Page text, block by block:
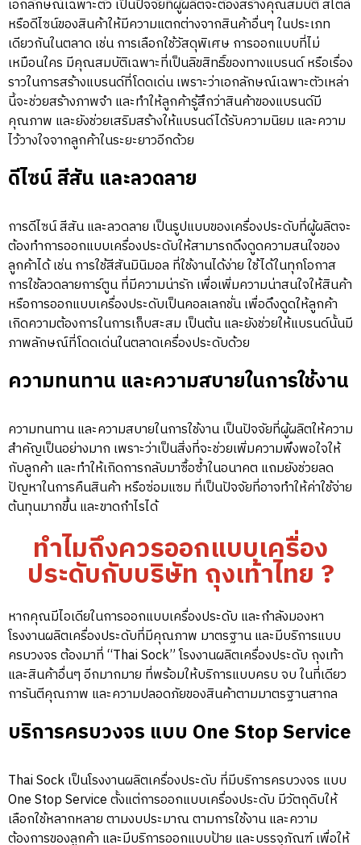
เอกลักษณ์เฉพาะตัว เป็นปัจจัยที่ผู้ผลิตจะต้องสร้างคุณสมบัติ สไตล์
หรือดีไซน์ของสินค้าให้มีความแตกต่างจากสินค้าอื่นๆ ในประเภท
เดียวกันในตลาด เช่น การเลือกใช้วัสดุพิเศษ การออกแบบที่ไม่
เหมือนใคร มีคุณสมบัติเฉพาะที่เป็นลิขสิทธิ์ของทางแบรนด์ หรือเรื่อง
ราวในการสร้างแบรนด์ที่โดดเด่น เพราะว่าเอกลักษณ์เฉพาะตัวเหล่า
นี้จะช่วยสร้างภาพจำ และทำให้ลูกค้ารู้สึกว่าสินค้าของแบรนด์มี
คุณภาพ และยังช่วยเสริมสร้างให้แบรนด์ได้รับความนิยม และความ
ไว้วางใจจากลูกค้าในระยะยาวอีกด้วย
ดีไซน์ สีสัน และลวดลาย
การดีไซน์ สีสัน และลวดลาย เป็นรูปแบบของเครื่องประดับที่ผู้ผลิตจะ
ต้องทำการออกแบบเครื่องประดับให้สามารถดึงดูดความสนใจของ
ลูกค้าได้ เช่น การใช้สีสันมินิมอล ที่ใช้งานได้ง่าย ใช้ได้ในทุกโอกาส
การใช้ลวดลายการ์ตูน ที่มีความน่ารัก เพื่อเพิ่มความน่าสนใจให้สินค้า
หรือการออกแบบเครื่องประดับเป็นคอลเลกชั่น เพื่อดึงดูดให้ลูกค้า
เกิดความต้องการในการเก็บสะสม เป็นต้น และยังช่วยให้แบรนด์นั้นมี
ภาพลักษณ์ที่โดดเด่นในตลาดเครื่องประดับด้วย
ความทนทาน และความสบายในการใช้งาน
ความทนทาน และความสบายในการใช้งาน เป็นปัจจัยที่ผู้ผลิตให้ความ
สำคัญเป็นอย่างมาก เพราะว่าเป็นสิ่งที่จะช่วยเพิ่มความพึงพอใจให้
กับลูกค้า และทำให้เกิดการกลับมาซื้อซ้ำในอนาคต แถมยังช่วยลด
ปัญหาในการคืนสินค้า หรือซ่อมแซม ที่เป็นปัจจัยที่อาจทำให้ค่าใช้จ่าย
ต้นทุนมากขึ้น และขาดกำไรได้
ทำไมถึงควรออกแบบเครื่อง
ประดับกับบริษัท ถุงเท้าไทย ?
หากคุณมีไอเดียในการออกแบบเครื่องประดับ และกำลังมองหา
โรงงานผลิตเครื่องประดับที่มีคุณภาพ มาตรฐาน และมีบริการแบบ
ครบวงจร ต้องมาที่ “Thai Sock” โรงงานผลิตเครื่องประดับ ถุงเท้า
และสินค้าอื่นๆ อีกมากมาย ที่พร้อมให้บริการแบบครบ จบ ในที่เดียว
การันตีคุณภาพ และความปลอดภัยของสินค้าตามมาตรฐานสากล
บริการครบวงจร แบบ One Stop Service
Thai Sock เป็นโรงงานผลิตเครื่องประดับ ที่มีบริการครบวงจร แบบ
One Stop Service ตั้งแต่การออกแบบเครื่องประดับ มีวัตถุดิบให้
เลือกใช้หลากหลาย ตามงบประมาณ ตามการใช้งาน และความ
ต้องการของลูกค้า และมีบริการออกแบบป้าย และบรรจุภัณฑ์ เพื่อให้